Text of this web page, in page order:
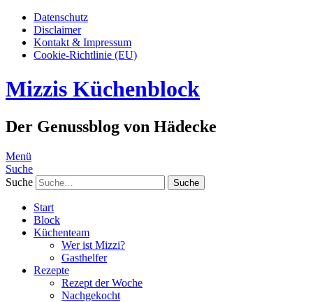
Datenschutz
Disclaimer
Kontakt & Impressum
Cookie-Richtlinie (EU)
Mizzis Küchenblock
Der Genussblog von Hädecke
Menü
Suche
Suche
Start
Block
Küchenteam
Wer ist Mizzi?
Gasthelfer
Rezepte
Rezept der Woche
Nachgekocht